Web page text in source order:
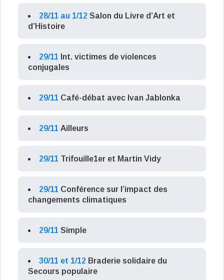
28/11 au 1/12 Salon du Livre d’Art et
d’Histoire
29/11 Int. victimes de violences
conjugales
29/11 Café-débat avec Ivan Jablonka
29/11 Ailleurs
29/11 Trifouille1er et Martin Vidy
29/11 Conférence sur l’impact des
changements climatiques
29/11 Simple
30/11 et 1/12 Braderie solidaire du
Secours populaire